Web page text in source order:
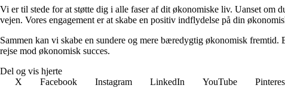
Vi er til stede for at støtte dig i alle faser af dit økonomiske liv. Uanset om
vejen. Vores engagement er at skabe en positiv indflydelse på din
Sammen kan vi skabe en sundere og mere bæredygtig økonomisk
rejse mod økonomisk succes.
Del og vis hjerte
X
Facebook Instagram LinkedIn YouTube